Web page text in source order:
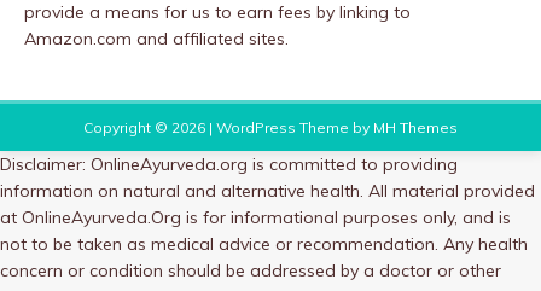
provide a means for us to earn fees by linking to
Amazon.com and affiliated sites.
Copyright © 2026 | WordPress Theme by MH Themes
Disclaimer: OnlineAyurveda.org is committed to providing
information on natural and alternative health. All material provided
at OnlineAyurveda.Org is for informational purposes only, and is
not to be taken as medical advice or recommendation. Any health
concern or condition should be addressed by a doctor or other